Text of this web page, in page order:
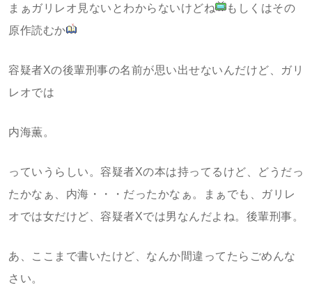
まぁガリレオ見ないとわからないけどね
もしくはその
原作読むか
容疑者Xの後輩刑事の名前が思い出せないんだけど、ガリ
レオでは
内海薫。
っていうらしい。容疑者Xの本は持ってるけど、どうだっ
たかなぁ、内海・・・だったかなぁ。まぁでも、ガリレ
オでは女だけど、容疑者Xでは男なんだよね。後輩刑事。
あ、ここまで書いたけど、なんか間違ってたらごめんな
さい。